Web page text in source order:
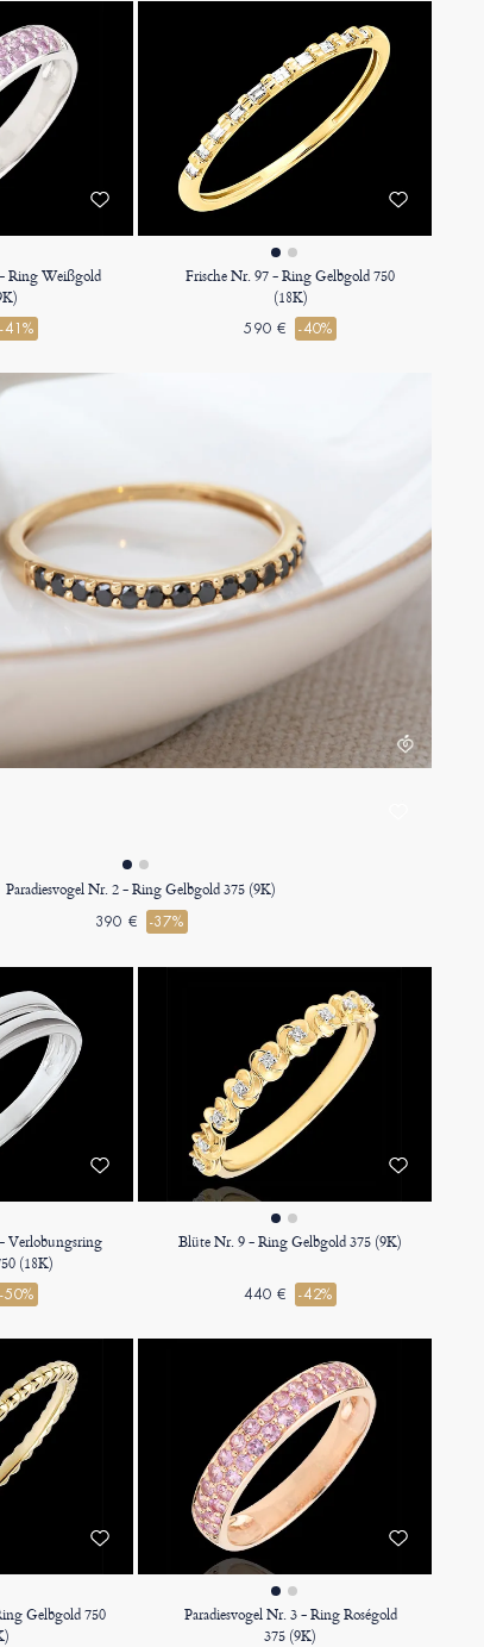
Ring Weißgold
-41%
Frische Nr. 97 - Ring Gelbgold 750
(18K)
590 € -40%
Paradiesvogel Nr. 2 - Ring Gelbgold 375 (9K)
390 € -37%
Verlobungsring
(18K)
-50%
Blüte Nr. 9 - Ring Gelbgold 375 (9K)
440 € -42%
Gelbgold 750
Paradiesvogel Nr. 3 - Ring Roségold
375 (9K)